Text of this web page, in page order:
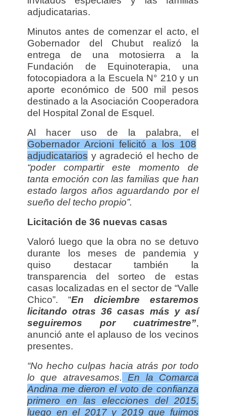
adjudicatarias.
Minutos antes de comenzar el acto, el
Gobernador del Chubut realizó la
entrega de una motosierra a la
Fundación de Equinoterapia, una
fotocopiadora a la Escuela N° 210 y un
aporte económico de 500 mil pesos
destinado a la Asociación Cooperadora
del Hospital Zonal de Esquel.
Al hacer uso de la palabra, el
Gobernador Arcioni felicitó a los 108
adjudicatarios y agradeció el hecho de
“poder compartir este momento de
tanta emoción con las familias que han
estado largos años aguardando por el
sueño del techo propio”.
Licitación de 36 nuevas casas
Valoró luego que la obra no se detuvo
durante los meses de pandemia y
quiso destacar también la
transparencia del sorteo de estas
casas localizadas en el sector de “Valle
Chico”. “En diciembre estaremos
licitando otras 36 casas más y así
seguiremos por cuatrimestre”,
anunció ante el aplauso de los vecinos
presentes.
“No hecho culpas hacia atrás por todo
lo que atravesamos. En la Comarca
Andina me dieron el voto de confianza
primero en las elecciones del 2015,
luego en el 2017 y 2019 que fuimos